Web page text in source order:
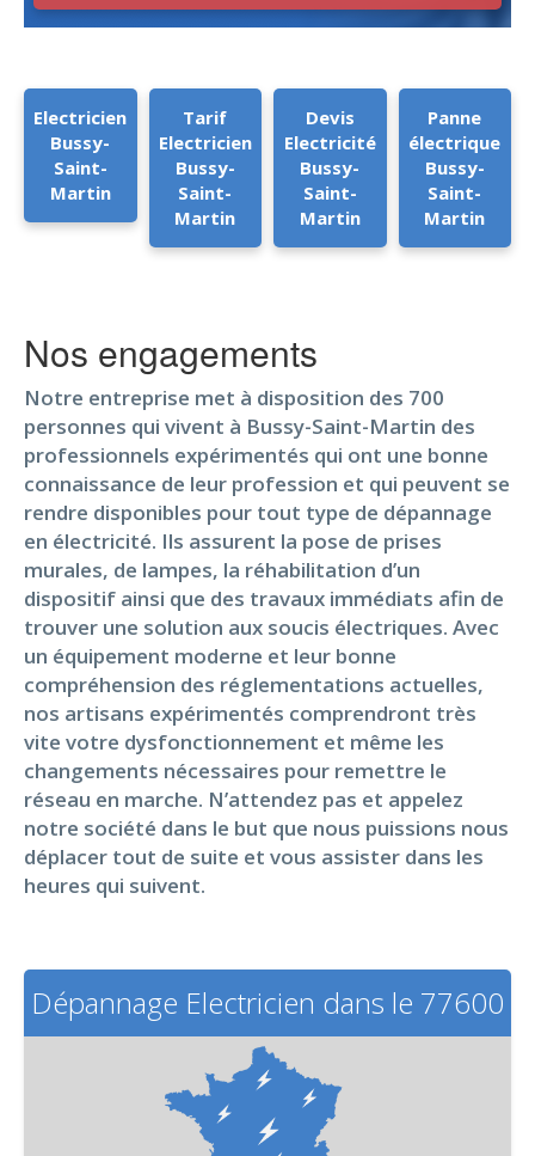
Electricien
Bussy-
Saint-
Martin
Tarif
Electricien
Bussy-
Saint-
Martin
Devis
Electricité
Bussy-
Saint-
Martin
Panne
électrique
Bussy-
Saint-
Martin
Nos engagements
Notre entreprise met à disposition des 700
personnes qui vivent à Bussy-Saint-Martin des
professionnels expérimentés qui ont une bonne
connaissance de leur profession et qui peuvent se
rendre disponibles pour tout type de dépannage
en électricité. Ils assurent la pose de prises
murales, de lampes, la réhabilitation d’un
dispositif ainsi que des travaux immédiats afin de
trouver une solution aux soucis électriques. Avec
un équipement moderne et leur bonne
compréhension des réglementations actuelles,
nos artisans expérimentés comprendront très
vite votre dysfonctionnement et même les
changements nécessaires pour remettre le
réseau en marche. N’attendez pas et appelez
notre société dans le but que nous puissions nous
déplacer tout de suite et vous assister dans les
heures qui suivent.
Dépannage Electricien dans le 77600